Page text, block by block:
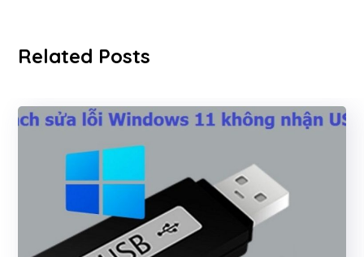
Related Posts